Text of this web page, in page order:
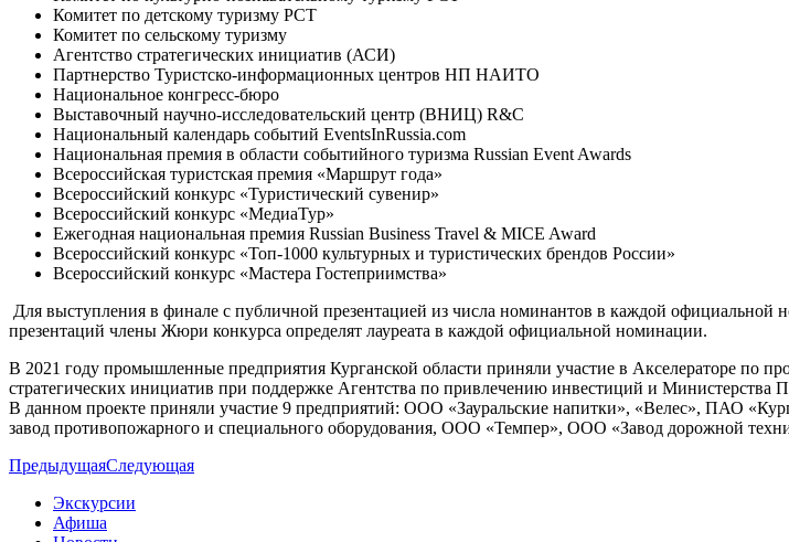
Комитет по детскому туризму РСТ
Комитет по сельскому туризму
Агентство стратегических инициатив (АСИ)
Партнерство Туристско-информационных центров НП НАИТО
Национальное конгресс-бюро
Выставочный научно-исследовательский центр (ВНИЦ) R&C
Национальный календарь событий EventsInRussia.com
Национальная премия в области событийного туризма Russian Event Awards
Всероссийская туристская премия «Маршрут года»
Всероссийский конкурс «Туристический сувенир»
Всероссийский конкурс «МедиаТур»
Ежегодная национальная премия Russian Business Travel & MICE Award
Всероссийский конкурс «Топ-1000 культурных и туристических брендов России»
Всероссийский конкурс «Мастера Гостеприимства»
Для выступления в финале с публичной презентацией из числа номинантов в каждой
презентаций члены Жюри конкурса определят лауреата в каждой официальной номинации.
В 2021 году промышленные предприятия Курганской области приняли участие в Акселераторе по
стратегических инициатив при поддержке Агентства по привлечению инвестиций и
В данном проекте приняли участие 9 предприятий: ООО «Зауральские напитки», «Велес», ПАО
завод противопожарного и специального оборудования, ООО «Темпер», ООО «Завод дорожной
ПредыдущаяСледующая
Экскурсии
Афиша